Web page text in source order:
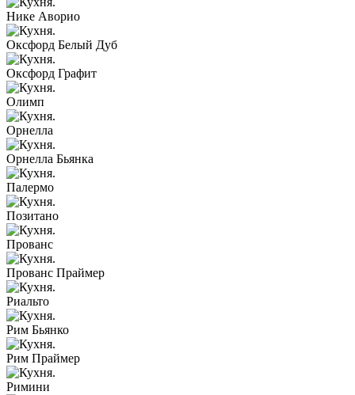
Нике Аворио
Оксфорд Белый Дуб
Оксфорд Графит
Олимп
Орнелла
Орнелла Бьянка
Палермо
Позитано
Прованс
Прованс Праймер
Риальто
Рим Бьянко
Рим Праймер
Римини